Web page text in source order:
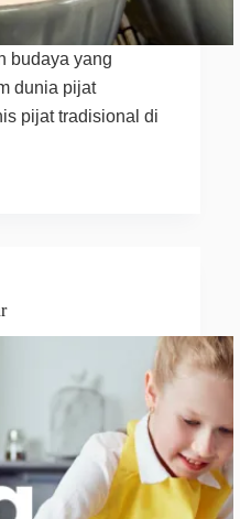
budaya yang
dunia pijat
pijat tradisional di